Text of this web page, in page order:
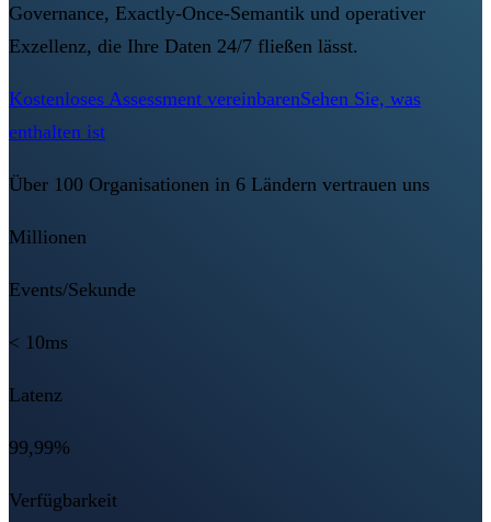
Governance, Exactly-Once-Semantik und operativer
Exzellenz, die Ihre Daten 24/7 fließen lässt.
Kostenloses Assessment vereinbarenSehen Sie, was
enthalten ist
Über 100 Organisationen in 6 Ländern vertrauen uns
Millionen
Events/Sekunde
< 10ms
Latenz
99,99%
Verfügbarkeit